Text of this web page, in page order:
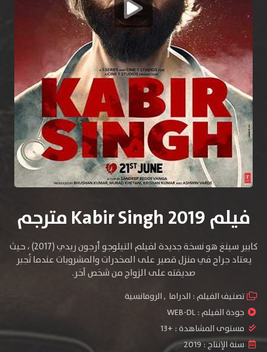
فيلم Kabir Singh 2019 مترجم
كابير سينغ هو نسخة جديدة لفيلم التيلوجو أرجون ريدي (2017) ، حيث
يعتاد جراح في منزل قصير على المخدرات والمشروبات عندما تُجبر
صديقته على الزواج من شخص آخر.
تصنيف الفيلم : الدراما ,الرومانسية
جودة الفيلم :WEB-DL
مستوى المشاهدة : +13
سنة الإنتاج :2019